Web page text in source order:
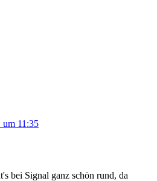
um 11:35
bei Signal ganz schön rund, da